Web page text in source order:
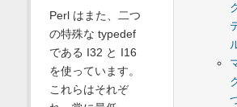
Perl はまた、二つ
の特殊な typedef
である I32 と I16
を使っています。
これらはそれぞ